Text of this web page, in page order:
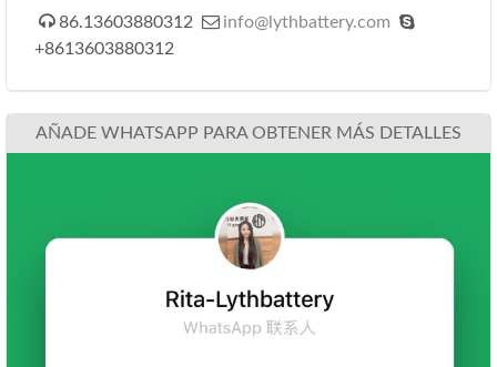
 86.13603880312  info@lythbattery.com 
+8613603880312
AÑADE WHATSAPP PARA OBTENER MÁS DETALLES